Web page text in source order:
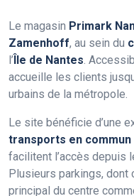
Le magasin Primark
Zamenhoff, au sein du
l’Île de Nantes .
accueille les clients
urbains de la métropole.
Le site bénéficie d’une
transports en commun
facilitent l’accès depuis
Plusieurs parkings, dont
principal du centre